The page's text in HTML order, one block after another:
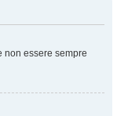
non essere sempre